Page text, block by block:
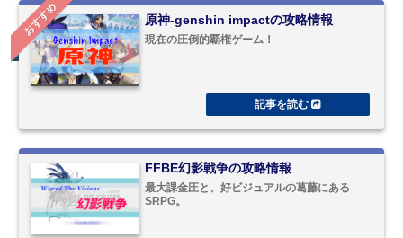
おすすめ 原神-genshin impactの攻略情報
現在の圧倒的覇権ゲーム！
FFBE幻影戦争の攻略情報
最大課金圧と、好ビジュアルの葛藤にある
SRPG。